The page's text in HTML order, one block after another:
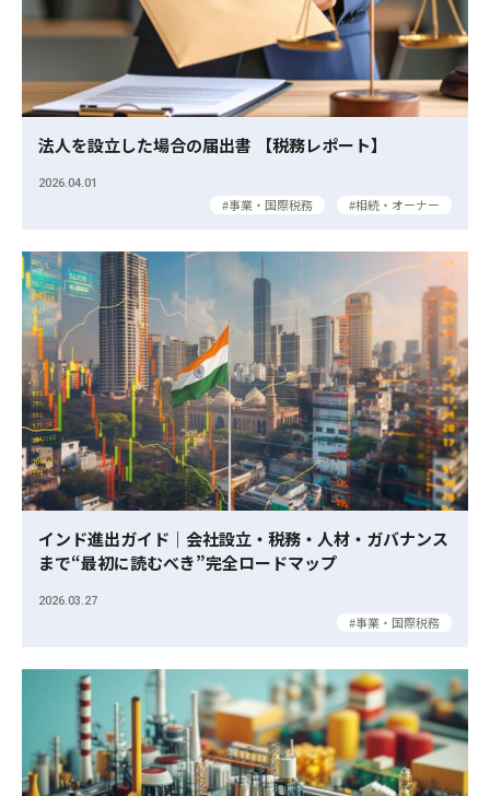
法人を設立した場合の届出書 【税務レポート】
2026.04.01
事業・国際税務 相続・オーナー
インド進出ガイド｜会社設立・税務・人材・ガバナンス
まで“最初に読むべき”完全ロードマップ
2026.03.27
事業・国際税務